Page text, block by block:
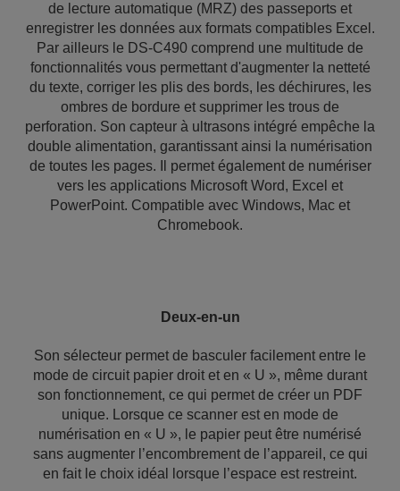
de lecture automatique (MRZ) des passeports et
enregistrer les données aux formats compatibles Excel.
Par ailleurs le DS-C490 comprend une multitude de
fonctionnalités vous permettant d'augmenter la netteté
du texte, corriger les plis des bords, les déchirures, les
ombres de bordure et supprimer les trous de
perforation. Son capteur à ultrasons intégré empêche la
double alimentation, garantissant ainsi la numérisation
de toutes les pages. Il permet également de numériser
vers les applications Microsoft Word, Excel et
PowerPoint. Compatible avec Windows, Mac et
Chromebook.
Deux-en-un
Son sélecteur permet de basculer facilement entre le
mode de circuit papier droit et en « U », même durant
son fonctionnement, ce qui permet de créer un PDF
unique. Lorsque ce scanner est en mode de
numérisation en « U », le papier peut être numérisé
sans augmenter l’encombrement de l’appareil, ce qui
en fait le choix idéal lorsque l’espace est restreint.